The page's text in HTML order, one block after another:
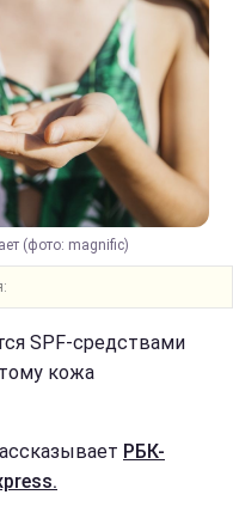
(фото: magnific)
SPF-средствами
кожа
РБК-